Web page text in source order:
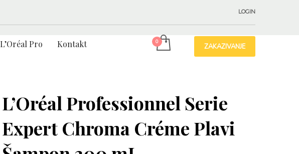
LOGIN
L’Oréal Pro Kontakt ZAKAZIVANJE
L’Oréal Professionnel Serie
Expert Chroma Créme Plavi